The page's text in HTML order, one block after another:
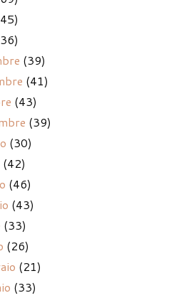
(39)
(41)
(43)
(39)
(30)
(42)
(46)
(43)
(33)
(26)
(21)
(33)